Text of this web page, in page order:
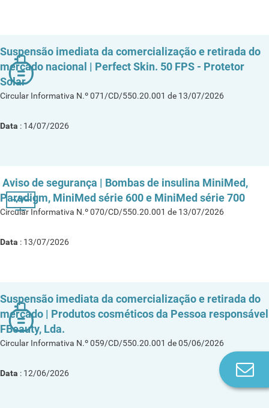
Suspensão imediata da comercialização e retirada do
mercado nacional | Perfect Skin. 50 FPS - Protetor
Solar
Circular Informativa N.º 071/CD/550.20.001 de 13/07/2026
Data : 14/07/2026
Aviso de segurança | Bombas de insulina MiniMed,
Paradigm, MiniMed série 600 e MiniMed série 700
Circular Informativa N.º 070/CD/550.20.001 de 13/07/2026
Data : 13/07/2026
Suspensão imediata da comercialização e retirada do
mercado | Produtos cosméticos da Pessoa responsável
FBeauty, Lda.
Circular Informativa N.º 059/CD/550.20.001 de 05/06/2026
Data : 12/06/2026